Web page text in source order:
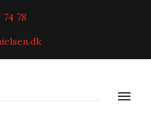
74 78